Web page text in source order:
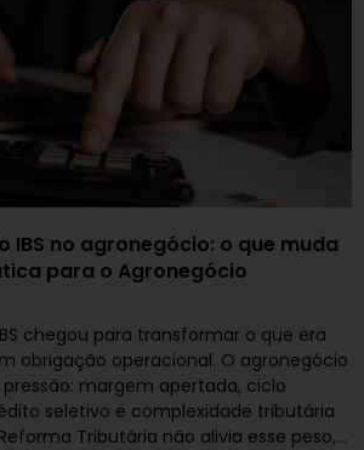
IBS no agronegócio: o que muda
para o Agronegócio
chegou para transformar o que era
obrigação operacional. O agronegócio
margem apertada, ciclo
seletivo e complexidade tributária
Tributária não alivia esse peso,...